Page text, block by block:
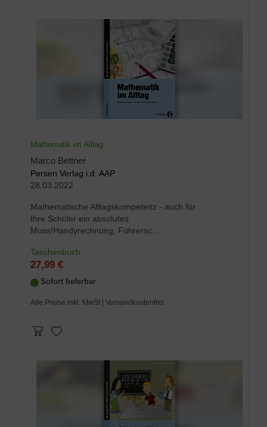
Mathematik im Alltag
Marco Bettner
Persen Verlag i.d. AAP
28.03.2022
Mathematische Alltagskompetenz - auch für
Ihre Schüler ein absolutes
Muss!Handyrechnung, Führersc...
Taschenbuch
27,99 €
Sofort lieferbar
Alle Preise inkl. MwSt | Versandkostenfrei